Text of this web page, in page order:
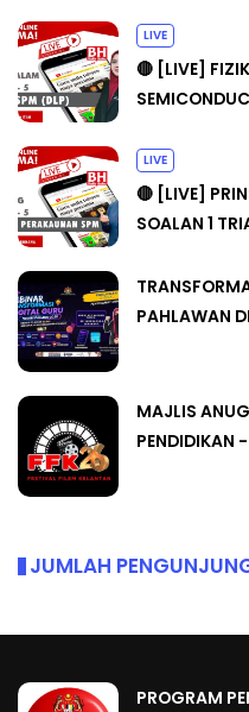
LIVE
🔴 [LIVE]
LIVE
🔴 [LIVE]
SOALAN 1
PAHLAWAN
MAJLIS
PENDIDIKAN
JUMLAH
PROGRAM